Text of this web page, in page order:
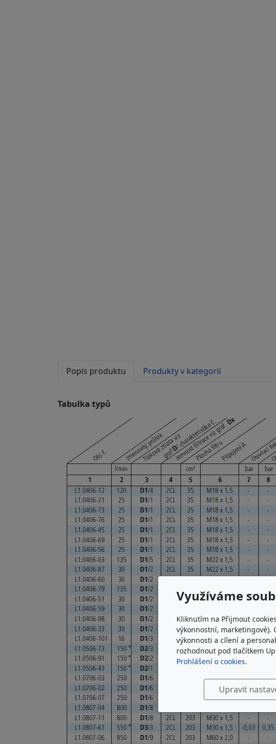
Popis produktu Produkty v kategorii
Tabulka typů
Využíváme
Kliknutím na Přijmout
výkonnostní, marketingové).
výkonnosti a cílení a
rozhodnout pod tlačítkem
Prohlášení o cookies.
Upravit